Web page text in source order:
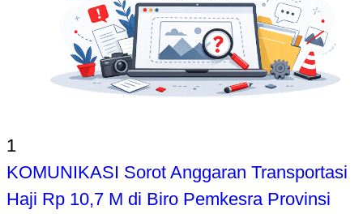
1
KOMUNIKASI Sorot Anggaran Transportasi
Haji Rp 10,7 M di Biro Pemkesra Provinsi